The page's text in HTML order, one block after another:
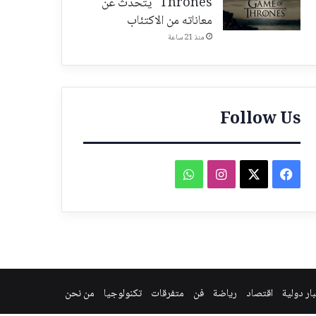
معاناته من الاكتئاب
منذ 21 ساعة
Follow Us
فيسبوك انستقرامواتساب
دولية اقتصاد رياضة فن متفرقات تكنولوجيا من نحن